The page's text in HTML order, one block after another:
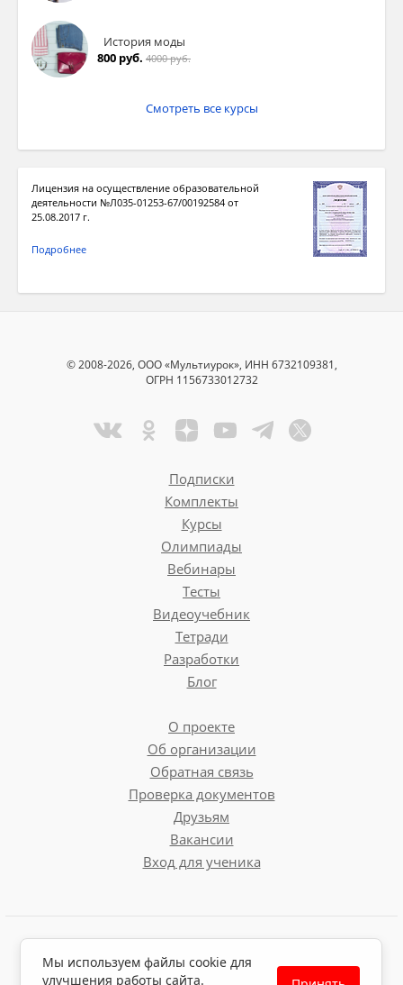
История моды
800 руб. 4000 руб.
Смотреть все курсы
Лицензия на осуществление образовательной
деятельности №Л035-01253-67/00192584 от
25.08.2017 г.
Подробнее
© 2008-2026, ООО «Мультиурок», ИНН 6732109381,
ОГРН 1156733012732
Подписки
Комплекты
Курсы
Олимпиады
Вебинары
Тесты
Видеоучебник
Тетради
Разработки
Блог
О проекте
Об организации
Обратная связь
Проверка документов
Друзьям
Вакансии
Вход для ученика
Политика обработки персональных данных
Мы используем файлы cookie для
улучшения работы сайта.